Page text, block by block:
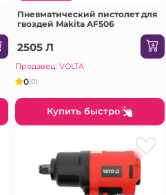
Пневматический пистолет для
гвоздей Makita AF506
2505 Л
Продавец: VOLTA
0(0)
Купить быстро